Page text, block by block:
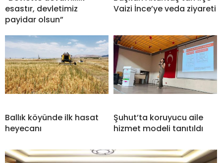
esastır, devletimiz
payidar olsun”
Vaizi İnce’ye veda ziyareti
Ballık köyünde ilk hasat
heyecanı
Şuhut’ta koruyucu aile
hizmet modeli tanıtıldı